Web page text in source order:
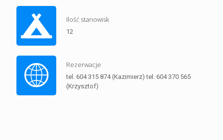
Ilość stanowisk
12
Rezerwacje
tel. 604 315 874 (Kazimierz) tel. 604 370 565
(Krzysztof)